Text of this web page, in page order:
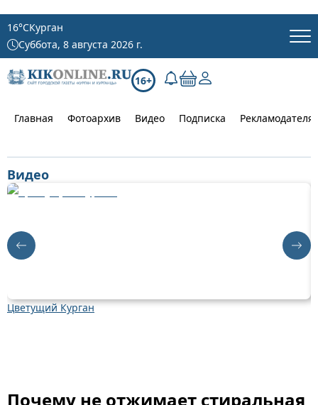
16°CКурган
Суббота, 8 августа 2026 г.
16+
Главная Фотоархив Видео Подписка
Видео
Цветущий Курган
Почему не отжимает стиральная